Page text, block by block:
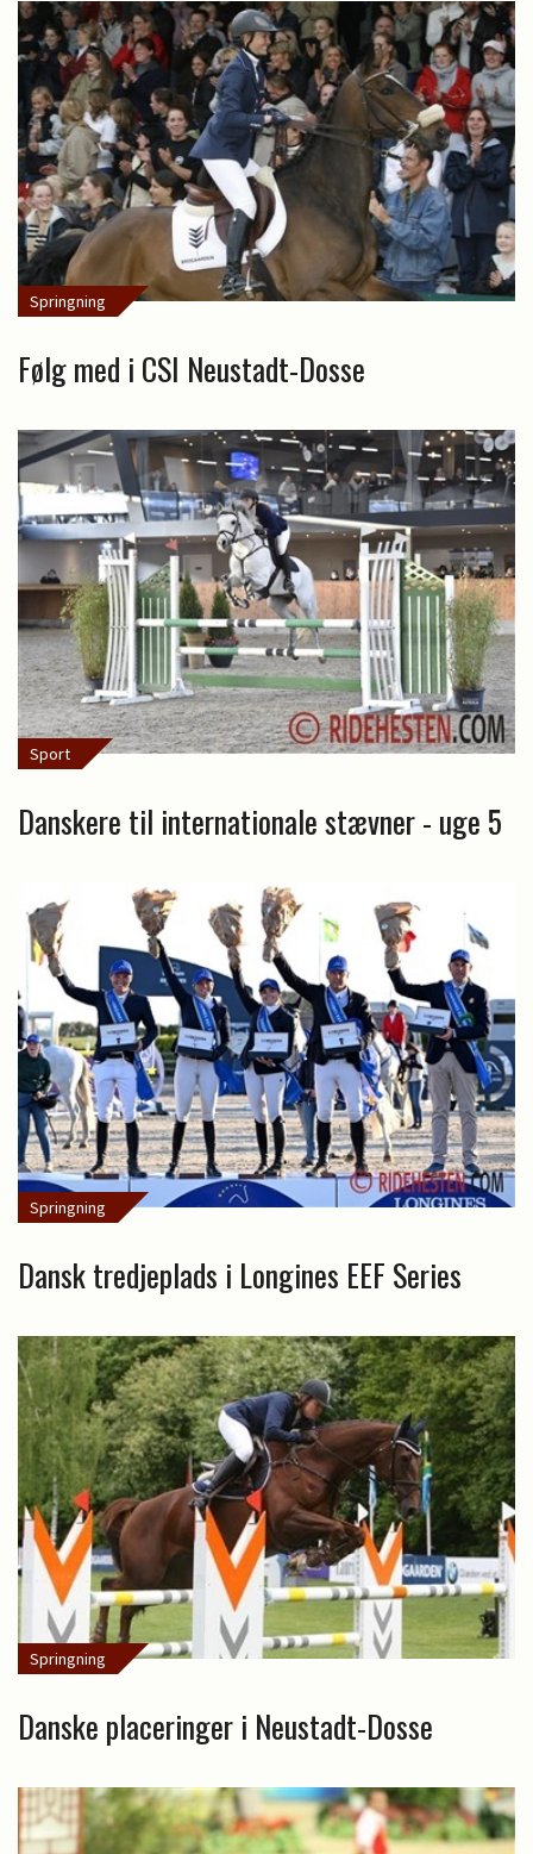
Springning
Følg med i CSI Neustadt-Dosse
Sport
Danskere til internationale stævner - uge 5
Springning
Dansk tredjeplads i Longines EEF Series
Springning
Danske placeringer i Neustadt-Dosse